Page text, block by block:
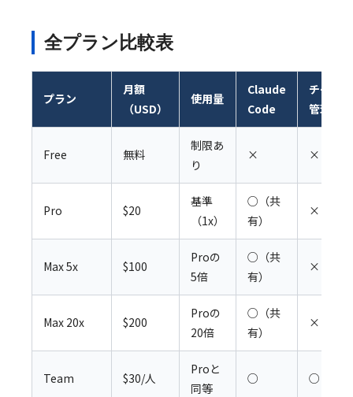
全プラン比較表
プラン
月額
（USD）
使用量
Claude
Code
チーム
管理
Free 無料
制限あ
り
× ×
Pro $20
基準
（1x）
○（共
有）
×
Max 5x $100
Proの
5倍
○（共
有）
×
Max 20x $200
Proの
20倍
○（共
有）
×
Team $30/人
Proと
同等
○ ○